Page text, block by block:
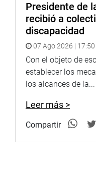
Presidente de
recibió a
discapacidad
07 Ago 2026 | 17:50
Con el objeto de
establecer los
los alcances de la...
Leer más >
Compartir